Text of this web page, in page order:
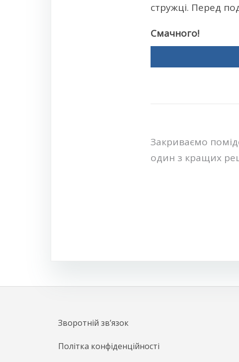
стружці. Перед
Смачного!
Навігація
записів
Закриваємо
один з кращих
Зворотній зв’язок
Політка конфіденційності